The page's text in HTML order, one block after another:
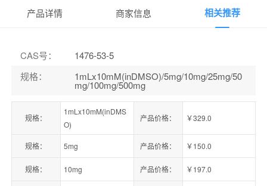
产品详情 商家信息 相关推荐
CAS号：
1476-53-5
规格： 1mLx10mM(inDMSO)/5mg/10mg/25mg/50
mg/100mg/500mg
规格：
1mLx10mM(inDMS
O)
产品价格： ￥329.0
规格： 5mg 产品价格： ￥150.0
规格： 10mg 产品价格： ￥197.0